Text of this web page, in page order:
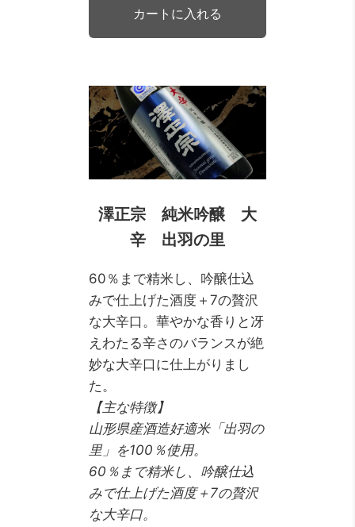
澤正宗 純米吟醸 大
辛 出羽の里
60％まで精米し、吟醸仕込
みで仕上げた酒度＋7の贅沢
な大辛口。華やかな香りと冴
えわたる辛さのバランスが絶
妙な大辛口に仕上がりまし
た。
【主な特徴】
山形県産酒造好適米「出羽の
里」を100％使用。
60％まで精米し、吟醸仕込
みで仕上げた酒度＋7の贅沢
な大辛口。